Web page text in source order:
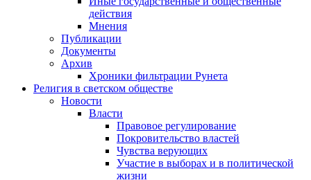
действия
Мнения
Публикации
Документы
Архив
Хроники фильтрации Рунета
Религия в светском обществе
Новости
Власти
Правовое регулирование
Покровительство властей
Чувства верующих
Участие в выборах и в политической
жизни